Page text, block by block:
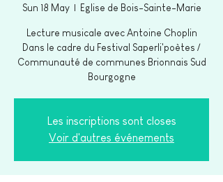
Sun 18 May
  |
Eglise de Bois-Sainte-Marie
Lecture musicale avec Antoine Choplin
Dans le cadre du Festival Saperli'poètes /
Communauté de communes Brionnais Sud
Bourgogne
Les inscriptions sont closes
Voir d'autres événements